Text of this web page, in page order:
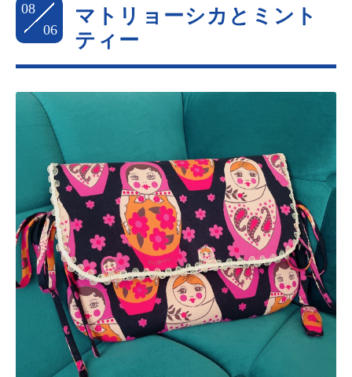
08
06
マトリョーシカとミント
ティー